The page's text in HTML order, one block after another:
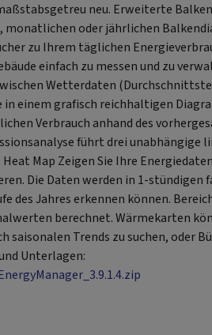
neu. Erweiterte
oder jährlichen
zu Ihrem täglichen
einfach zu messen und zu
Wetterdaten
in einem grafisch reichhaltigen
Verbrauch anhand des
führt drei unabhängige
Map Zeigen Sie Ihre
Die Daten werden in 1-stündigen
des Jahres erkennen können.
berechnet. Wärmekarten
Trends zu suchen, oder
Unterlagen: